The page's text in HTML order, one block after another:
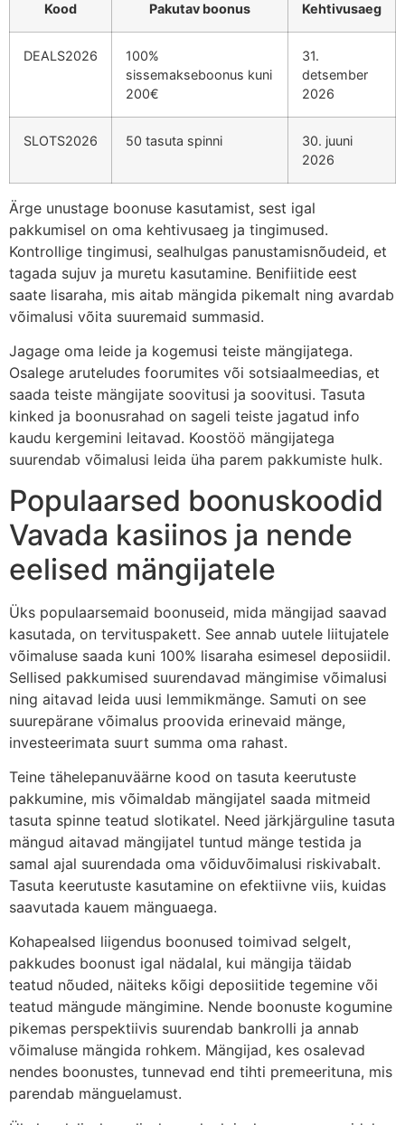
Kood Pakutav boonus Kehtivusaeg
DEALS2026
100%
sissemakseboonus kuni
200€
31.
detsember
2026
SLOTS2026 50 tasuta spinni
30. juuni
2026
Ärge unustage boonuse kasutamist, sest igal
pakkumisel on oma kehtivusaeg ja tingimused.
Kontrollige tingimusi, sealhulgas panustamisnõudeid, et
tagada sujuv ja muretu kasutamine. Benifiitide eest
saate lisaraha, mis aitab mängida pikemalt ning avardab
võimalusi võita suuremaid summasid.
Jagage oma leide ja kogemusi teiste mängijatega.
Osalege aruteludes foorumites või sotsiaalmeedias, et
saada teiste mängijate soovitusi ja soovitusi. Tasuta
kinked ja boonusrahad on sageli teiste jagatud info
kaudu kergemini leitavad. Koostöö mängijatega
suurendab võimalusi leida üha parem pakkumiste hulk.
Populaarsed boonuskoodid
Vavada kasiinos ja nende
eelised mängijatele
Üks populaarsemaid boonuseid, mida mängijad saavad
kasutada, on tervituspakett. See annab uutele liitujatele
võimaluse saada kuni 100% lisaraha esimesel deposiidil.
Sellised pakkumised suurendavad mängimise võimalusi
ning aitavad leida uusi lemmikmänge. Samuti on see
suurepärane võimalus proovida erinevaid mänge,
investeerimata suurt summa oma rahast.
Teine tähelepanuväärne kood on tasuta keerutuste
pakkumine, mis võimaldab mängijatel saada mitmeid
tasuta spinne teatud slotikatel. Need järkjärguline tasuta
mängud aitavad mängijatel tuntud mänge testida ja
samal ajal suurendada oma võiduvõimalusi riskivabalt.
Tasuta keerutuste kasutamine on efektiivne viis, kuidas
saavutada kauem mänguaega.
Kohapealsed liigendus boonused toimivad selgelt,
pakkudes boonust igal nädalal, kui mängija täidab
teatud nõuded, näiteks kõigi deposiitide tegemine või
teatud mängude mängimine. Nende boonuste kogumine
pikemas perspektiivis suurendab bankrolli ja annab
võimaluse mängida rohkem. Mängijad, kes osalevad
nendes boonustes, tunnevad end tihti premeerituna, mis
parendab mänguelamust.